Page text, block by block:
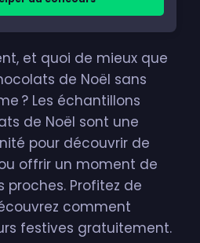
et quoi de mieux que
de Noël sans
? Les échantillons
de Noël sont une
pour découvrir de
offrir un moment de
Profitez de
comment
festives gratuitement.